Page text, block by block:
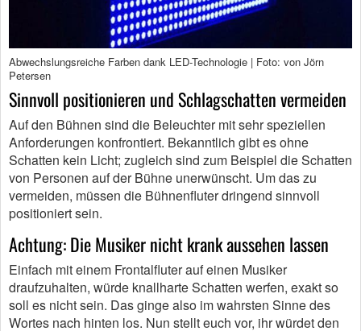
Abwechslungsreiche Farben dank LED-Technologie | Foto: von Jörn
Petersen
Sinnvoll positionieren und Schlagschatten vermeiden
Auf den Bühnen sind die Beleuchter mit sehr speziellen
Anforderungen konfrontiert. Bekanntlich gibt es ohne
Schatten kein Licht; zugleich sind zum Beispiel die Schatten
von Personen auf der Bühne unerwünscht. Um das zu
vermeiden, müssen die Bühnenfluter dringend sinnvoll
positioniert sein.
Achtung: Die Musiker nicht krank aussehen lassen
Einfach mit einem Frontalfluter auf einen Musiker
draufzuhalten, würde knallharte Schatten werfen, exakt so
soll es nicht sein. Das ginge also im wahrsten Sinne des
Wortes nach hinten los. Nun stellt euch vor, ihr würdet den